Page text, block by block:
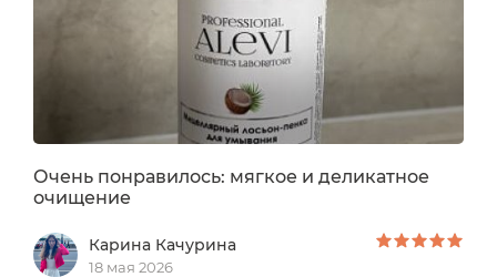
меня является...
Очень понравилось: мягкое и деликатное
очищение
Карина Качурина
18 мая 2026